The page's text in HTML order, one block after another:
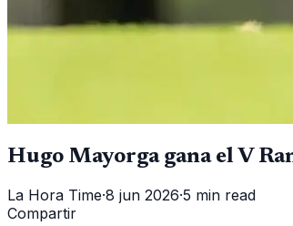
Hugo Mayorga gana el V
La Hora Time·8 jun 2026·5 min read
Compartir